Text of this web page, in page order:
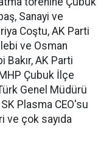
Sanayi ve
Coştu, AK Parti
ve Osman
Bakır, AK Parti
Çubuk İlçe
Genel Müdürü
Plasma CEO'su
ve çok sayıda